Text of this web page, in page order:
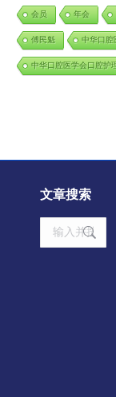
会员 年会
傅民魁 中华口腔
中华口腔医学会口腔护
文章搜索
Search: